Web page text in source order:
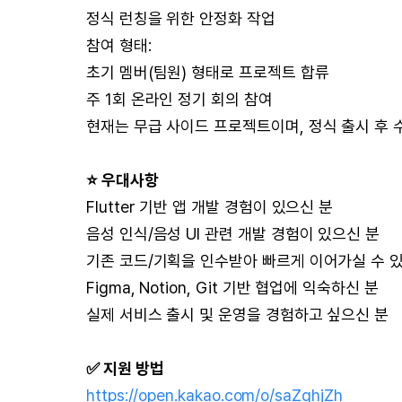
정식 런칭을 위한 안정화 작업
참여 형태:
초기 멤버(팀원) 형태로 프로젝트 합류
주 1회 온라인 정기 회의 참여
현재는 무급 사이드 프로젝트이며, 정식 출시 후
⭐️ 우대사항
Flutter 기반 앱 개발 경험이 있으신 분
음성 인식/음성 UI 관련 개발 경험이 있으신 분
기존 코드/기획을 인수받아 빠르게 이어가실 수
Figma, Notion, Git 기반 협업에 익숙하신 분
실제 서비스 출시 및 운영을 경험하고 싶으신 분
✅ 지원 방법
https://open.kakao.com/o/saZghjZh